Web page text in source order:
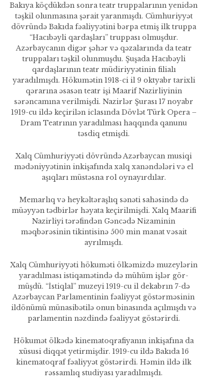
Bakıya köçdükdən sonra teatr truppala­rının yenidən
təşkil olunmasına şərait yaranmışdı. Cümhuriyyət
dövründə Bakıda fəaliyyətini bərpa etmiş ilk truppa
“Hacıbəyli qardaşları” truppası olmuşdur.
Azərbaycanın digər şəhər və qəzalarında da teatr
truppa­ları təşkil olunmuşdu. Şuşada Hacıbəyli
qardaşlarının teatr müdiriyyətinin filialı
yaradılmışdı. Hökumətin 1918-ci il 9 oktyabr tarixli
qərarına əsasən teatr işi Maarif Nazirliyinin
sərəncamına verilmişdi. Nazirlər Şurası 17 noyabr
1919-cu ildə keçirilən icla­sında Dövlət Türk Opera –
Dram Teatrının yaradılması haqqında qanunu
təsdiq etmişdi.
Xalq Cümhuriyyəti dövründə Azərbaycan musiqi
mədəniyyətinin inkişafında xalq xanəndələri və el
aşıqları müstəsna rol oynayırdılar.
Memarlıq və heykəltəraşlıq sənəti sahəsində də
müəyyən tədbirlər həyata keçirilmişdi. Xalq Maarifi
Nazirliyi tərəfindən Gəncədə Nizaminin
məqbərəsinin tikintisinə 500 min manat vəsait
ayrılmışdı.
Xalq Cümhuriyyəti hökuməti ölkəmizdə muzeylərin
yaradılması istiqamətində də mühüm işlər gör­
müşdü. “İstiqlal” muzeyi 1919-cu il dekabrın 7-də
Azərbaycan Parla­mentinin fəaliyyət göstərməsinin
ildönümü münasibətilə onun bi­nasında açılmışdı və
parlamentin nəzdində fəaliyyət göstərirdi.
Hökumət ölkədə kinematoqra­fiyanın inkişafına da
xüsusi diqqət yetirmişdir. 1919-cu ildə Bakıda 16
kinematoqraf fəaliyyət göstərirdi. Həmin ildə ilk
rəssamlıq studiyası yaradılmışdı.